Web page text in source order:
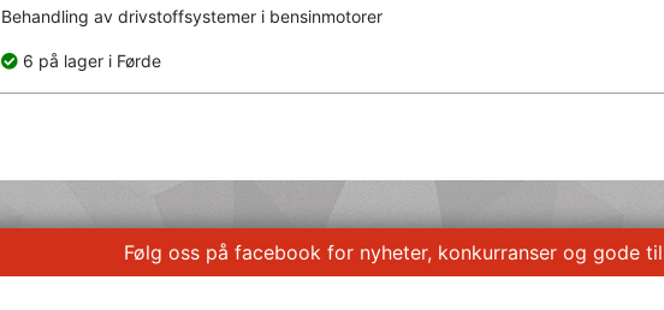
Behandling av drivstoffsystemer i bensinmotorer
6 på lager i Førde
Følg oss på facebook for nyheter, konkurranser og gode